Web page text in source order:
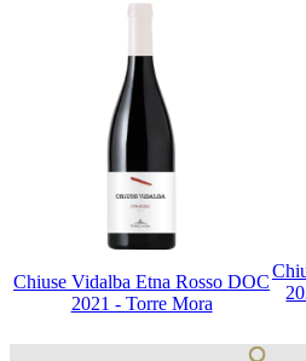
Chiuse Vidalba Etna Rosso DOC
2021 - Torre Mora